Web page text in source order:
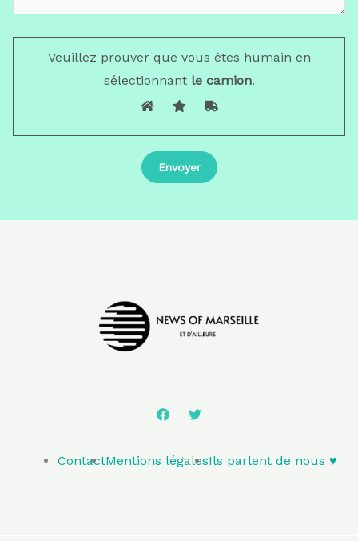
Veuillez prouver que vous êtes humain en
sélectionnantle camion.
ContactMentions légalesIls parlent de nous ♥️